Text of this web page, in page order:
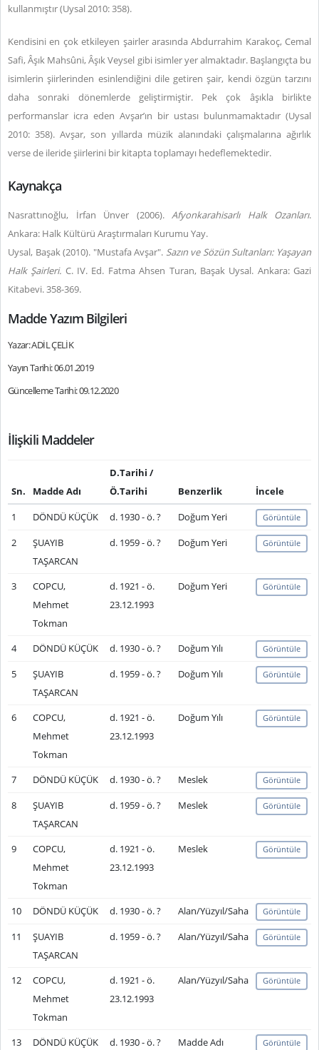
kullanmıştır (Uysal 2010: 358).
Kendisini en çok etkileyen şairler arasında Abdurrahim Karakoç, Cemal
Safi, Âşık Mahsûni, Âşık Veysel gibi isimler yer almaktadır. Başlangıçta bu
isimlerin şiirlerinden esinlendiğini dile getiren şair, kendi özgün tarzını
daha sonraki dönemlerde geliştirmiştir. Pek çok âşıkla birlikte
performanslar icra eden Avşar’ın bir ustası bulunmamaktadır (Uysal
2010: 358). Avşar, son yıllarda müzik alanındaki çalışmalarına ağırlık
verse de ileride şiirlerini bir kitapta toplamayı hedeflemektedir.
Kaynakça
Nasrattınoğlu, İrfan Ünver (2006). Afyonkarahisarlı Halk Ozanları.
Ankara: Halk Kültürü Araştırmaları Kurumu Yay.
Uysal, Başak (2010). "Mustafa Avşar". Sazın ve Sözün Sultanları: Yaşayan
Halk Şairleri. C. IV. Ed. Fatma Ahsen Turan, Başak Uysal. Ankara: Gazi
Kitabevi. 358-369.
Madde Yazım Bilgileri
Yazar: ADİL ÇELİK
Yayın Tarihi: 06.01.2019
Güncelleme Tarihi: 09.12.2020
İlişkili Maddeler
Sn. Madde Adı
D.Tarihi /
Ö.Tarihi
Benzerlik
İncele
1
DÖNDÜ KÜÇÜK d. 1930 - ö. ? Doğum Yeri Görüntüle
2
ŞUAYIB
TAŞARCAN
d. 1959 - ö. ? Doğum Yeri Görüntüle
3
COPCU,
Mehmet
Tokman
d. 1921 - ö.
23.12.1993
Doğum Yeri Görüntüle
4 DÖNDÜ KÜÇÜK d. 1930 - ö. ? Doğum Yılı Görüntüle
5
ŞUAYIB
TAŞARCAN
d. 1959 - ö. ? Doğum Yılı Görüntüle
6
COPCU,
Mehmet
Tokman
d. 1921 - ö.
23.12.1993
Doğum Yılı Görüntüle
7 DÖNDÜ KÜÇÜK d. 1930 - ö. ? Meslek Görüntüle
8
ŞUAYIB
TAŞARCAN
d. 1959 - ö. ? Meslek Görüntüle
9
COPCU,
Mehmet
Tokman
d. 1921 - ö.
23.12.1993
Meslek Görüntüle
10 DÖNDÜ KÜÇÜK d. 1930 - ö. ? Alan/Yüzyıl/Saha Görüntüle
11
ŞUAYIB
TAŞARCAN
d. 1959 - ö. ? Alan/Yüzyıl/Saha Görüntüle
12
COPCU,
Mehmet
Tokman
d. 1921 - ö.
23.12.1993
Alan/Yüzyıl/Saha Görüntüle
13 DÖNDÜ KÜÇÜK d. 1930 - ö. ? Madde Adı Görüntüle